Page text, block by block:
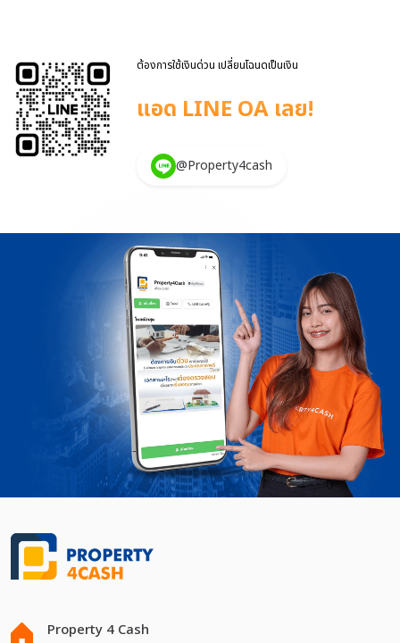
ต้องการใช้เงินด่วน เปลี่ยนโฉนดเป็นเงิน
แอด LINE OA เลย!
@Property4cash
Property 4 Cash